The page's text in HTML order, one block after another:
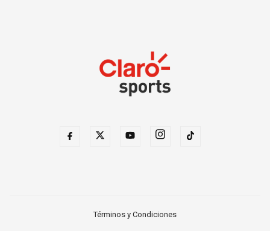
Términos y Condiciones